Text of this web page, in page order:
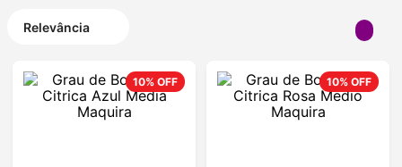
Relevância
10% OFF 10% OFF